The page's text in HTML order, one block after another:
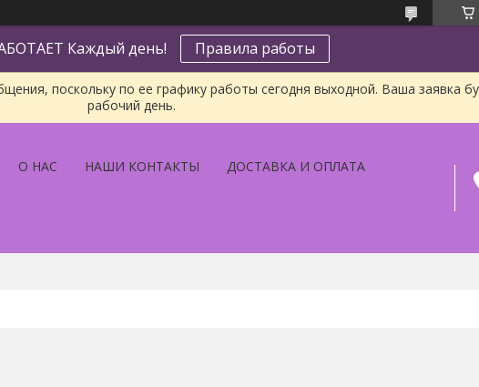
Каждый день! Правила работы
поскольку по ее графику работы сегодня выходной. Ваша заявка
рабочий день.
О НАС НАШИ КОНТАКТЫ ДОСТАВКА И ОПЛАТА